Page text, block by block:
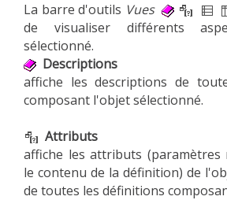
La barre d'outils Vues
de visualiser différents
sélectionné.
Descriptions
affiche les descriptions de
composant l'objet sélectionné.
Attributs
affiche les attributs
le contenu de la définition) de
de toutes les définitions